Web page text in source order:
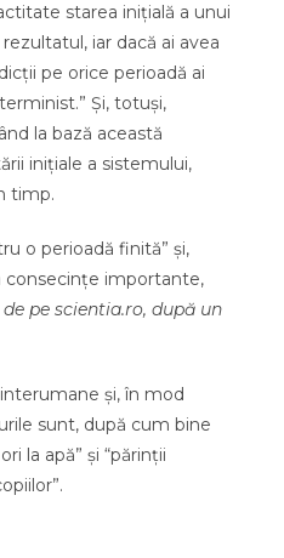
starea inițială a unui
iar dacă ai avea
pe orice perioadă ai
Și, totuși,
la bază această
inițiale a sistemului,
timp.
o perioadă finită” și,
consecințe importante,
pe scientia.ro, după un
și, în mod
sunt, după cum bine
la apă” și “părinții